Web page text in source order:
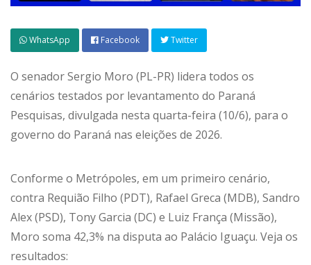
WhatsApp Facebook Twitter
O senador Sergio Moro (PL-PR) lidera todos os
cenários testados por levantamento do Paraná
Pesquisas, divulgada nesta quarta-feira (10/6), para o
governo do Paraná nas eleições de 2026.
Conforme o Metrópoles, em um primeiro cenário,
contra Requião Filho (PDT), Rafael Greca (MDB), Sandro
Alex (PSD), Tony Garcia (DC) e Luiz França (Missão),
Moro soma 42,3% na disputa ao Palácio Iguaçu. Veja os
resultados: